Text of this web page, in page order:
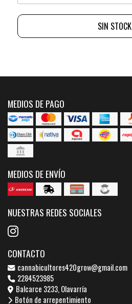
SIN STOCK
MEDIOS DE PAGO
MEDIOS DE ENVÍO
NUESTRAS REDES SOCIALES
CONTACTO
cannabicultores420grow@gmail.com
2284523985
Balcarce 3233, Olavarría
Botón de arrepentimiento